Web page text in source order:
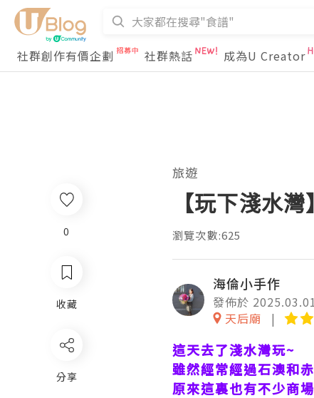
社群創作有價企劃
社群熱話 成為U Creator
0
收藏
分享
旅遊
【玩下淺水
瀏覽次數:625
海倫小手作
發佈於 2025.03.01
天后廟
這天去了淺水灣玩~
雖然經常經過石澳和
原來這裏也有不少商